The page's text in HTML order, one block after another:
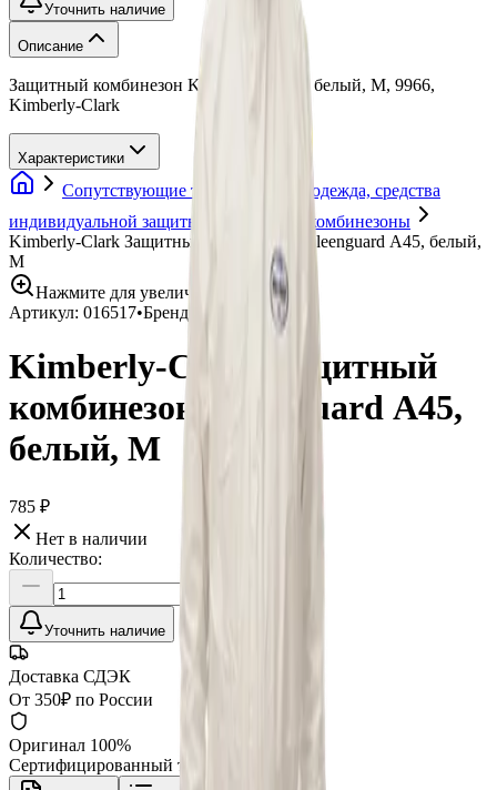
Уточнить наличие
Описание
Защитный комбинезон Kleenguard А45, белый, M, 9966,
Kimberly-Clark
Характеристики
Сопутствующие товары
Спецодежда, средства
индивидуальной защиты
Защитные комбинезоны
Kimberly-Clark Защитный комбинезон Kleenguard А45, белый,
M
Нажмите для увеличения
Артикул: 016517•Бренд: Kimberly-Clark
Kimberly-Clark Защитный
комбинезон Kleenguard А45,
белый, M
785 ₽
Нет в наличии
Количество:
Уточнить наличие
Доставка СДЭК
От 350₽ по России
Оригинал 100%
Сертифицированный товар